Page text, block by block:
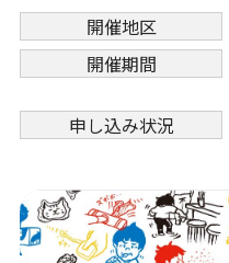
開催地区
開催期間
申し込み状況